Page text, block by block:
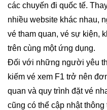
các chuyến đi quốc tế.
nhiều website khác nhau,
vé tham quan, vé sự kiện,
trên cùng một ứng dụng.
Đối với những người yêu
kiếm vé xem F1 trở nên
quan và quy trình đặt vé
cũng có thể cập nhật